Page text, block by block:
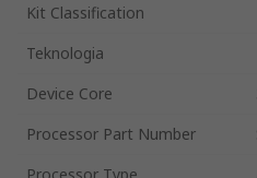
Kit Classification
Teknologia
Device Core
Processor Part Number
Processor Type